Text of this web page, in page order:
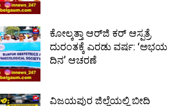
ಕೋಲ್ಕತ್ತಾ ಆರ್‌ಜಿ ಕರ್ ಆಸ್ಪತ್ರೆ
ದುರಂತಕ್ಕೆ ಎರಡು ವರ್ಷ: ‘ಅಭಯ
ದಿನ’ ಆಚರಣೆ
ವಿಜಯಪುರ ಜಿಲ್ಲೆಯಲ್ಲಿ ಬೀದಿ